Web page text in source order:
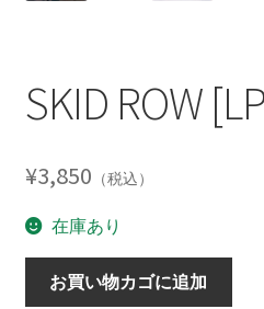
SKID ROW
¥3,850 （税込）
在庫あり
SKID
ROW
お買い物カゴに追加